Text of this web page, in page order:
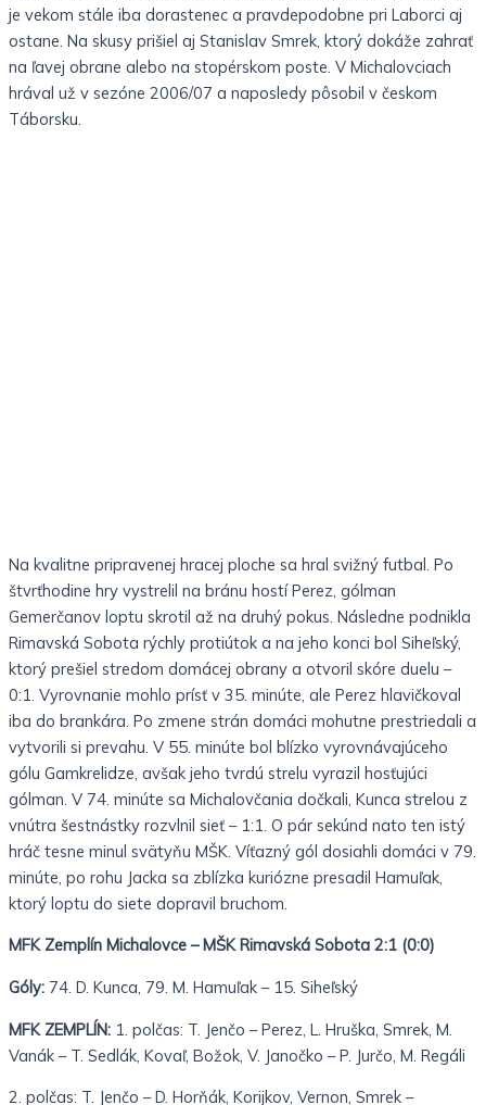
je vekom stále iba dorastenec a pravdepodobne pri Laborci aj
ostane. Na skusy prišiel aj Stanislav Smrek, ktorý dokáže zahrať
na ľavej obrane alebo na stopérskom poste. V Michalovciach
hrával už v sezóne 2006/07 a naposledy pôsobil v českom
Táborsku.
Na kvalitne pripravenej hracej ploche sa hral svižný futbal. Po
štvrťhodine hry vystrelil na bránu hostí Perez, gólman
Gemerčanov loptu skrotil až na druhý pokus. Následne podnikla
Rimavská Sobota rýchly protiútok a na jeho konci bol Siheľský,
ktorý prešiel stredom domácej obrany a otvoril skóre duelu –
0:1. Vyrovnanie mohlo prísť v 35. minúte, ale Perez hlavičkoval
iba do brankára. Po zmene strán domáci mohutne prestriedali a
vytvorili si prevahu. V 55. minúte bol blízko vyrovnávajúceho
gólu Gamkrelidze, avšak jeho tvrdú strelu vyrazil hosťujúci
gólman. V 74. minúte sa Michalovčania dočkali, Kunca strelou z
vnútra šestnástky rozvlnil sieť – 1:1. O pár sekúnd nato ten istý
hráč tesne minul svätyňu MŠK. Víťazný gól dosiahli domáci v 79.
minúte, po rohu Jacka sa zblízka kuriózne presadil Hamuľak,
ktorý loptu do siete dopravil bruchom.
MFK Zemplín Michalovce – MŠK Rimavská Sobota 2:1 (0:0)
Góly: 74. D. Kunca, 79. M. Hamuľak – 15. Siheľský
MFK ZEMPLÍN: 1. polčas: T. Jenčo – Perez, L. Hruška, Smrek, M.
Vanák – T. Sedlák, Kovaľ, Božok, V. Janočko – P. Jurčo, M. Regáli
2. polčas: T. Jenčo – D. Horňák, Korijkov, Vernon, Smrek –